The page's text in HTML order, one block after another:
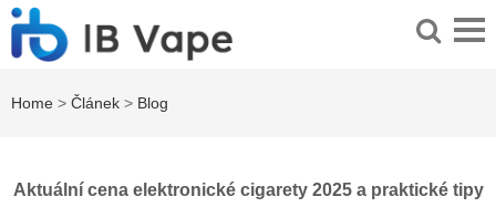
Home > Článek > Blog
Aktuální cena elektronické cigarety 2025 a praktické tipy